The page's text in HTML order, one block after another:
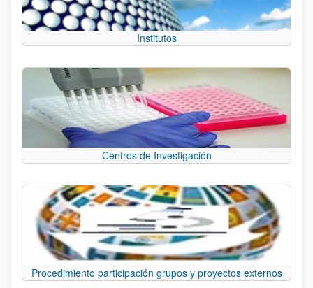
Institutos
Centros de Investigación
Procedimiento participación grupos y proyectos externos